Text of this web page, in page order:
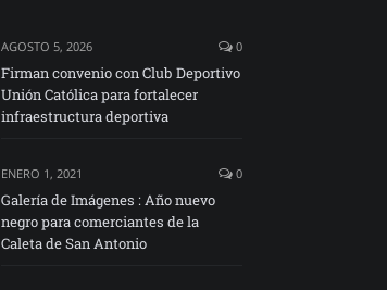
AGOSTO 5, 2026 0
Firman convenio con Club Deportivo
Unión Católica para fortalecer
infraestructura deportiva
ENERO 1, 2021 0
Galería de Imágenes : Año nuevo
negro para comerciantes de la
Caleta de San Antonio